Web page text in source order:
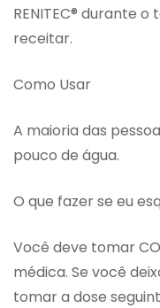
RENITEC® durante
receitar.
Como Usar
A maioria das
pouco de água.
O que fazer se eu
Você deve tomar
médica. Se você
tomar a dose